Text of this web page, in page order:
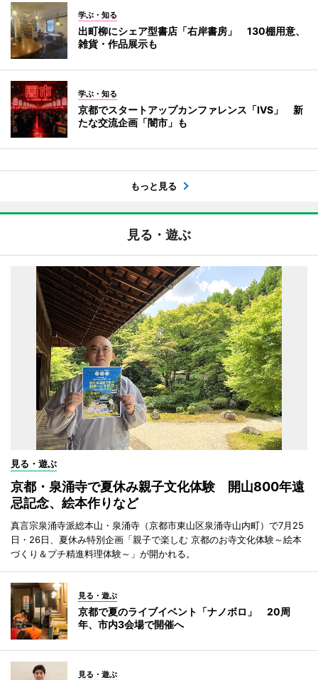
学ぶ・知る
出町柳にシェア型書店「右岸書房」 130棚用意、
雑貨・作品展示も
学ぶ・知る
京都でスタートアップカンファレンス「IVS」 新
たな交流企画「闇市」も
もっと見る
見る・遊ぶ
見る・遊ぶ
京都・泉涌寺で夏休み親子文化体験 開山800年遠
忌記念、絵本作りなど
真言宗泉涌寺派総本山・泉涌寺（京都市東山区泉涌寺山内町）で7月25
日・26日、夏休み特別企画「親子で楽しむ 京都のお寺文化体験～絵本
づくり＆プチ精進料理体験～」が開かれる。
見る・遊ぶ
京都で夏のライブイベント「ナノボロ」 20周
年、市内3会場で開催へ
見る・遊ぶ